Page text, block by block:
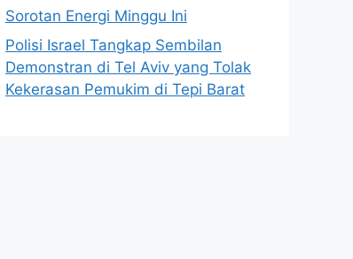
Sorotan Energi Minggu Ini
Polisi Israel Tangkap Sembilan
Demonstran di Tel Aviv yang Tolak
Kekerasan Pemukim di Tepi Barat